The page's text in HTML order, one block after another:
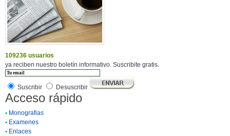
109236 usuarios
ya reciben nuestro boletín informativo. Suscribite gratis.
Suscribir Desuscribir
Acceso rápido
• Monografias
• Examenes
• Enlaces